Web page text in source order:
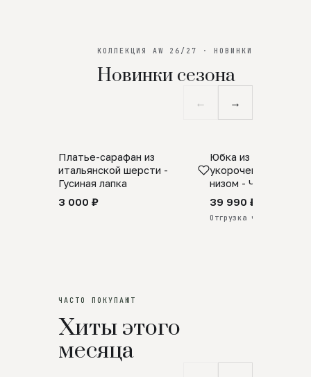
КОЛЛЕКЦИЯ AW 26/27 · НОВИНКИ
Новинки сезона
← →
SALE
Платье-сарафан из
итальянской шерсти -
Гусиная лапка
3 000 ₽
ПРЕДЗАКАЗ
Юбка из
укороченная с
низом - Черный
39 990 ₽
Отгрузка через 25 дней
ЧАСТО ПОКУПАЮТ
Хиты этого
месяца